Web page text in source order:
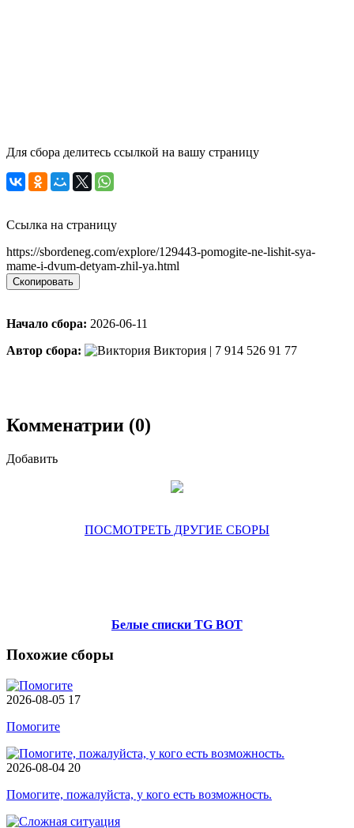
Для сбора делитесь ссылкой на вашу страницу
Ссылка на страницу
https://sbordeneg.com/explore/129443-pomogite-ne-lishit-sya-
mame-i-dvum-detyam-zhil-ya.html
Скопировать
Начало сбора: 2026-06-11
Автор сбора:
Виктория | 7 914 526 91 77
Комменатрии (0)
Добавить
ПОСМОТРЕТЬ ДРУГИЕ СБОРЫ
Белые списки TG BOT
Похожие сборы
2026-08-05 17
Помогите
2026-08-04 20
Помогите, пожалуйста, у кого есть возможность.